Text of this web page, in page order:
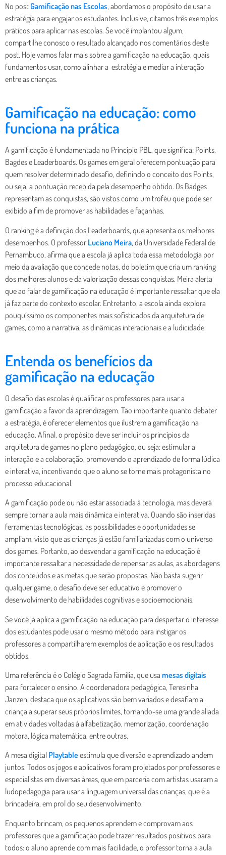
No post Gamificação nas Escolas, abordamos o propósito de usar a
estratégia para engajar os estudantes. Inclusive, citamos três exemplos
práticos para aplicar nas escolas. Se você implantou algum,
compartilhe conosco o resultado alcançado nos comentários deste
post. Hoje vamos falar mais sobre a gamificação na educação, quais
fundamentos usar, como alinhar a estratégia e mediar a interação
entre as crianças.
Gamificação na educação: como
funciona na prática
A gamificação é fundamentada no Princípio PBL, que significa: Points,
Bagdes e Leaderboards. Os games em geral oferecem pontuação para
quem resolver determinado desafio, definindo o conceito dos Points,
ou seja, a pontuação recebida pela desempenho obtido. Os Badges
representam as conquistas, são vistos como um troféu que pode ser
exibido a fim de promover as habilidades e façanhas.
O ranking é a definição dos Leaderboards, que apresenta os melhores
desempenhos. O professor Luciano Meira, da Universidade Federal de
Pernambuco, afirma que a escola já aplica toda essa metodologia por
meio da avaliação que concede notas, do boletim que cria um ranking
dos melhores alunos e da valorização dessas conquistas. Meira alerta
que ao falar de gamificação na educação é importante ressaltar que ela
já faz parte do contexto escolar. Entretanto, a escola ainda explora
pouquíssimo os componentes mais sofisticados da arquitetura de
games, como a narrativa, as dinâmicas interacionais e a ludicidade.
Entenda os benefícios da
gamificação na educação
O desafio das escolas é qualificar os professores para usar a
gamificação a favor da aprendizagem. Tão importante quanto debater
a estratégia, é oferecer elementos que ilustrem a gamificação na
educação. Afinal, o propósito deve ser incluir os princípios da
arquitetura de games no plano pedagógico, ou seja: estimular a
interação e a colaboração, promovendo o aprendizado de forma lúdica
e interativa, incentivando que o aluno se torne mais protagonista no
processo educacional.
A gamificação pode ou não estar associada à tecnologia, mas deverá
sempre tornar a aula mais dinâmica e interativa. Quando são inseridas
ferramentas tecnológicas, as possibilidades e oportunidades se
ampliam, visto que as crianças já estão familiarizadas com o universo
dos games. Portanto, ao desvendar a gamificação na educação é
importante ressaltar a necessidade de repensar as aulas, as abordagens
dos conteúdos e as metas que serão propostas. Não basta sugerir
qualquer game, o desafio deve ser educativo e promover o
desenvolvimento de habilidades cognitivas e socioemocionais.
Se você já aplica a gamificação na educação para despertar o interesse
dos estudantes pode usar o mesmo método para instigar os
professores a compartilharem exemplos de aplicação e os resultados
obtidos.
Uma referência é o Colégio Sagrada Família, que usa mesas digitais
para fortalecer o ensino. A coordenadora pedagógica, Teresinha
Janzen, destaca que os aplicativos são bem variados e desafiam a
criança a superar seus próprios limites, tornando-se uma grande aliada
em atividades voltadas à alfabetização, memorização, coordenação
motora, lógica matemática, entre outras.
A mesa digital Playtable estimula que diversão e aprendizado andem
juntos. Todos os jogos e aplicativos foram projetados por professores e
especialistas em diversas áreas, que em parceria com artistas usaram a
ludopedagogia para usar a linguagem universal das crianças, que é a
brincadeira, em prol do seu desenvolvimento.
Enquanto brincam, os pequenos aprendem e comprovam aos
professores que a gamificação pode trazer resultados positivos para
todos: o aluno aprende com mais facilidade, o professor torna a aula